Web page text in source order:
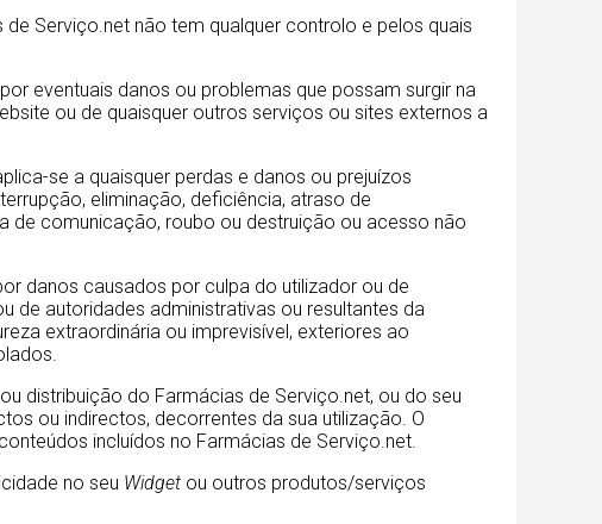
Serviço.net não tem qualquer controlo e pelos quais
eventuais danos ou problemas que possam surgir na
ou de quaisquer outros serviços ou sites externos a
se a quaisquer perdas e danos ou prejuízos
eliminação, deficiência, atraso de
de comunicação, roubo ou destruição ou acesso não
danos causados por culpa do utilizador ou de
de autoridades administrativas ou resultantes da
extraordinária ou imprevisível, exteriores ao
distribuição do Farmácias de Serviço.net, ou do seu
ou indirectos, decorrentes da sua utilização. O
incluídos no Farmácias de Serviço.net.
no seu Widget ou outros produtos/serviços